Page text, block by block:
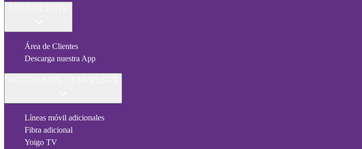
Área de Clientes
Descarga nuestra App
Líneas móvil adicionales
Fibra adicional
Yoigo TV